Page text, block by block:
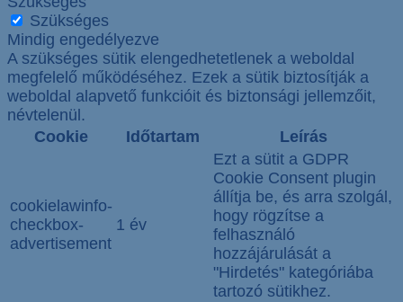
Szükséges
Mindig engedélyezve
A szükséges sütik elengedhetetlenek a weboldal
megfelelő működéséhez. Ezek a sütik biztosítják a
weboldal alapvető funkcióit és biztonsági jellemzőit,
névtelenül.
Cookie
Időtartam Leírás
cookielawinfo-
checkbox-
advertisement
1 év
Ezt a sütit a GDPR
Cookie Consent plugin
állítja be, és arra szolgál,
hogy rögzítse a
felhasználó
hozzájárulását a
"Hirdetés" kategóriába
tartozó sütikhez.